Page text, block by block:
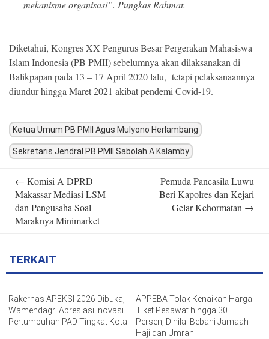
mekanisme organisasi”. Pungkas Rahmat.
Diketahui, Kongres XX Pengurus Besar Pergerakan Mahasiswa
Islam Indonesia (PB PMII) sebelumnya akan dilaksanakan di
Balikpapan pada 13 – 17 April 2020 lalu, tetapi pelaksanaannya
diundur hingga Maret 2021 akibat pendemi Covid-19.
Ketua Umum PB PMII Agus Mulyono Herlambang
Sekretaris Jendral PB PMII Sabolah A Kalamby
navigation
← Komisi A DPRD
Makassar Mediasi LSM
dan Pengusaha Soal
Maraknya Minimarket
Pemuda Pancasila Luwu
Beri Kapolres dan Kejari
Gelar Kehormatan →
TERKAIT
Rakernas APEKSI 2026 Dibuka,
Wamendagri Apresiasi Inovasi
Pertumbuhan PAD Tingkat Kota
APPEBA Tolak Kenaikan Harga
Tiket Pesawat hingga 30
Persen, Dinilai Bebani Jamaah
Haji dan Umrah